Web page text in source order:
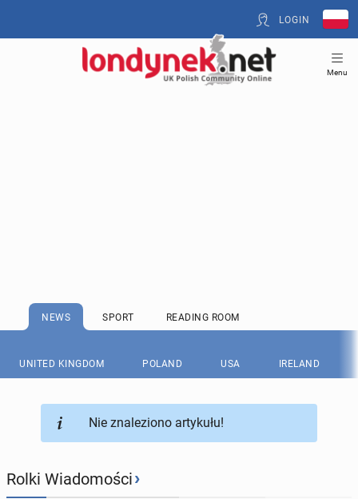
LOGIN
Menu
NEWS SPORT READING ROOM
UNITED KINGDOM POLAND USA IRELAND
Nie znaleziono artykułu!
Rolki Wiadomości›